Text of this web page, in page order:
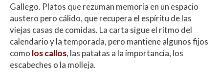
Gallego. Platos que rezuman memoria en un espacio
austero pero cálido, que recupera el espíritu de las
viejas casas de comidas. La carta sigue el ritmo del
calendario y la temporada, pero mantiene algunos fijos
como los callos, las patatas a la importancia, los
escabeches o la molleja.